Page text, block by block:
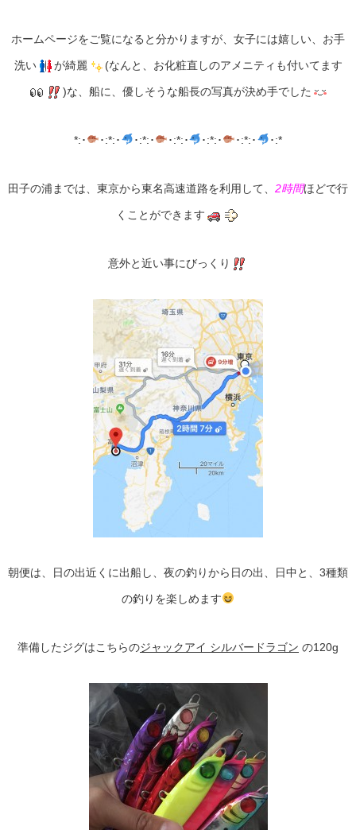
ホームページをご覧になると分かりますが、女子には嬉しい、お手
洗い が綺麗 (なんと、お化粧直しのアメニティも付いてます
)な、船に、優しそうな船長の写真が決め手でした
*:･ ･:*:･ ･:*:･ ･:*:･ ･:*:･ ･:*:･ ･:*
田子の浦までは、東京から東名高速道路を利用して、 2時間ほどで行
くことができます
意外と近い事にびっくり
朝便は、日の出近くに出船し、夜の釣りから日の出、日中と、3種類
の釣りを楽しめます
準備したジグはこちらのジャックアイ シルバードラゴン の120g